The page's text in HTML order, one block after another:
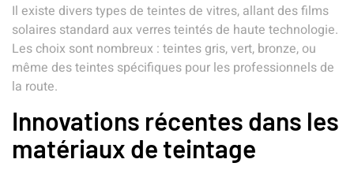
Il existe divers types de teintes de vitres, allant des films
solaires standard aux verres teintés de haute technologie.
Les choix sont nombreux : teintes gris, vert, bronze, ou
même des teintes spécifiques pour les professionnels de
la route.
Innovations récentes dans les
matériaux de teintage